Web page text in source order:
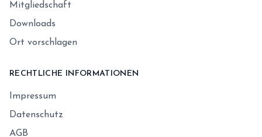
Mitgliedschaft
Downloads
Ort vorschlagen
RECHTLICHE INFORMATIONEN
Impressum
Datenschutz
AGB